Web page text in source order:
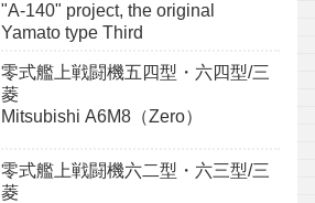
"A-140" project, the original
Yamato type Third
零式艦上戦闘機五四型・六四型/三
菱
Mitsubishi A6M8（Zero）
零式艦上戦闘機六二型・六三型/三
菱